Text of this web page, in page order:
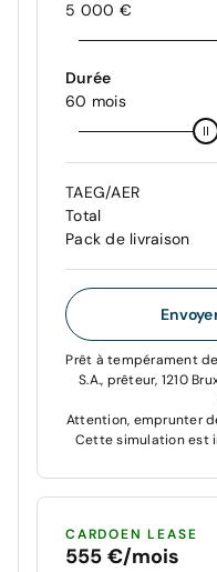
5 000 €
Durée
60 mois
TAEG/AER
Total
Pack de livraison
Prêt à tempérament
S.A., prêteur, 1210
Attention, emprunter
Cette simulation est
CARDOEN LEASE
555 €/mois